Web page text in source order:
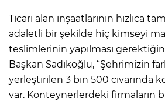
Ticari alan inşaatlarının hızlıca
adaletli bir şekilde hiç kimseyi
teslimlerinin yapılması
Başkan Sadıkoğlu, “Şehrimizin
yerleştirilen 3 bin 500 civarında
var. Konteynerlerdeki firmaların